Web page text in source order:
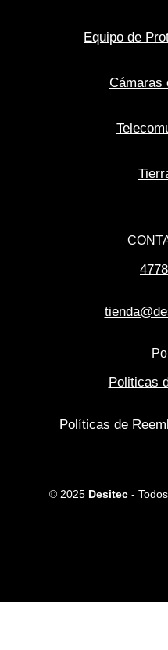
Equipo de
Cámaras
Politicas
Políticas de
© 2025 Desitec-